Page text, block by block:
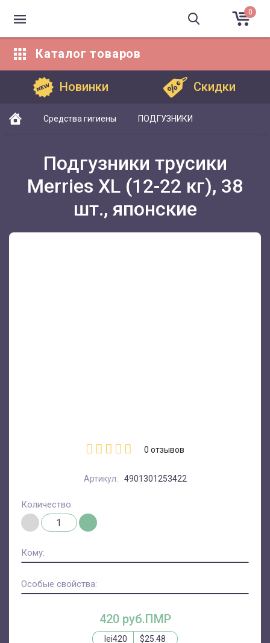
0
Каталог товаров
Новинки Скидки
Средства гигиены ПОДГУЗНИКИ
Подгузники трусики
Merries XL (12-22 кг), 38
шт., японские
0 отзывов
Артикул: 4901301253422
420 руб.ПМР
lei420 $25.48
Количество:
Кому:
Особые свойства: